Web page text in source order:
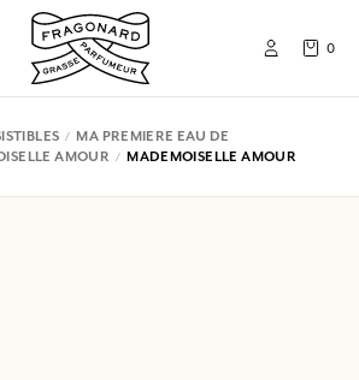
0
MA PREMIERE EAU DE
AMOUR MADEMOISELLE AMOUR